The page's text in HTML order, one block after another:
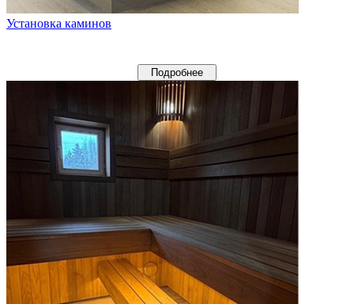
Установка каминов
Подробнее